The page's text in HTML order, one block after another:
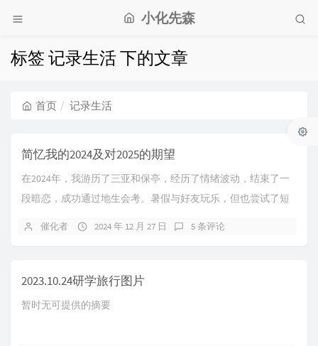
小化先森
标签 记录生活 下的文章
首页 记录生活
简忆我的2024及对2025的期望
在2024年，我游历了三亚和保亭，经历了情绪波动，结束了一
段暗恋，成功通过地生会考。暑假与好友玩乐，但也尝试了短
催化者 2024 年 12 月 27 日 5 条评论
2023.10.24研学旅行图片
暂时无可提供的摘要